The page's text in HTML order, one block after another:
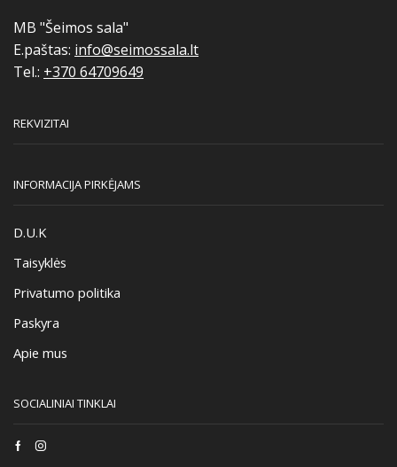
MB "Šeimos sala"
E.paštas: info@seimossala.lt
Tel.: +370 64709649
REKVIZITAI
INFORMACIJA PIRKĖJAMS
D.U.K
Taisyklės
Privatumo politika
Paskyra
Apie mus
SOCIALINIAI TINKLAI
FacebookInstagram